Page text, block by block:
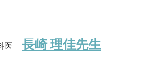
医 長崎 理佳先生